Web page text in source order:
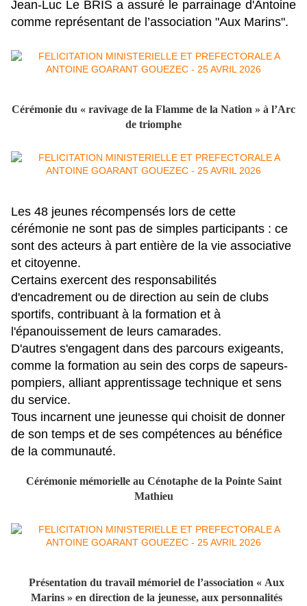
Jean-Luc Le BRIS a assuré le parrainage d'Antoine
comme représentant de l’association "Aux Marins".
Cérémonie du « ravivage de la Flamme de la Nation » à l’Arc
de triomphe
Les 48 jeunes récompensés lors de cette
cérémonie ne sont pas de simples participants : ce
sont des acteurs à part entière de la vie associative
et citoyenne.
Certains exercent des responsabilités
d'encadrement ou de direction au sein de clubs
sportifs, contribuant à la formation et à
l'épanouissement de leurs camarades.
D'autres s'engagent dans des parcours exigeants,
comme la formation au sein des corps de sapeurs-
pompiers, alliant apprentissage technique et sens
du service.
Tous incarnent une jeunesse qui choisit de donner
de son temps et de ses compétences au bénéfice
de la communauté.
Cérémonie mémorielle au Cénotaphe de la Pointe Saint
Mathieu
Présentation du travail mémoriel de l’association « Aux
Marins » en direction de la jeunesse, aux personnalités